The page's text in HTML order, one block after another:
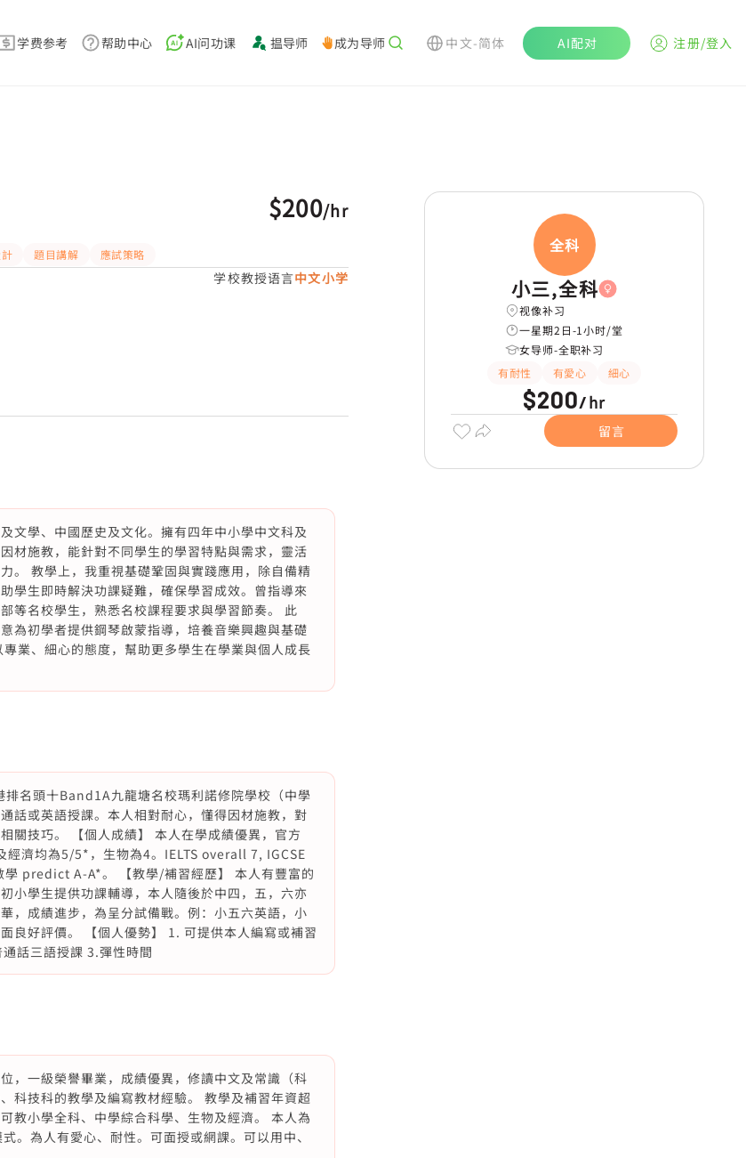
学费参考 帮助中心 AI问功课 揾导师 成为导师 中文-简体 AI配对 注册/登入
題目講解 應試策略
$200/hr
学校教授语言中文小学
文學、中國歷史及文化。擁有四年中小學中文科及
材施教，能針對不同學生的學習特點與需求，靈活
。 教學上，我重視基礎鞏固與實踐應用，除自備精
學生即時解決功課疑難，確保學習成效。曾指導來
等名校學生，熟悉名校課程要求與學習節奏。 此
為初學者提供鋼琴啟蒙指導，培養音樂興趣與基礎
業、細心的態度，幫助更多學生在學業與個人成長
名頭十Band1A九龍塘名校瑪利諾修院學校（中學
話或英語授課。本人相對耐心，懂得因材施教，對
關技巧。 【個人成績】 本人在學成績優異，官方
濟均為5/5*，生物為4。IELTS overall 7, IGCSE
predict A-A*。 【教學/補習經歷】 本人有豐富的
小學生提供功課輔導，本人隨後於中四，五，六亦
，成績進步，為呈分試備戰。例：小五六英語，小
良好評價。 【個人優勢】 1. 可提供本人編寫或補習
話三語授課 3.彈性時間
，一級榮譽畢業，成績優異，修讀中文及常識（科
科技科的教學及編寫教材經驗。 教學及補習年資超
教小學全科、中學綜合科學、生物及經濟。 本人為
為人有愛心、耐性。可面授或網課。可以用中、
全科
小三,全科
视像补习
一星期2日-1小时/堂
女导师-全职补习
有耐性
有愛心 細心
$200/hr
留言